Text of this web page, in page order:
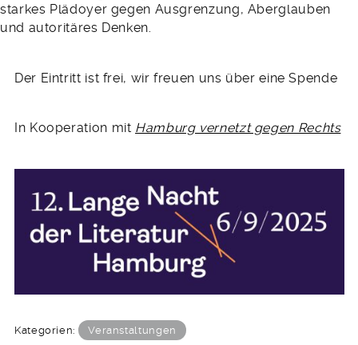
starkes Plädoyer gegen Ausgrenzung, Aberglauben
und autoritäres Denken.
Der Eintritt ist frei, wir freuen uns über eine Spende
In Kooperation mit Hamburg vernetzt gegen Rechts
Kategorien: Veranstaltungen